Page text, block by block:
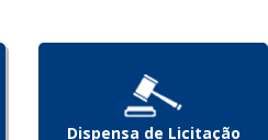
Dispensa de Licitação